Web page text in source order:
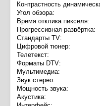
Контрастность
Угол обзора:
Время отклика пикселя:
Прогрессивная развёртка:
Стандарты TV:
Цифровой тюнер:
Телетекст:
Форматы DTV:
Мультимедиа:
Звук стерео:
Мощность звука:
Акустика: